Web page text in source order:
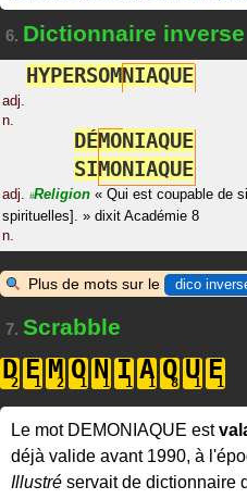
6. Dictionnaire inverse
HYPERSOMNIAQUE
adj.
n.
DÉMONIAQUE
SIMONIAQUE
adj. #Religion « Qui est coupable de
spirituelles]. » dixit Académie 8
n.
Plus de mots sur le dico
7. Scrabble
D E M O N I A Q U E
Le mot DEMONIAQUE est
déjà valide avant 1990, à
Illustré servait de dictionnaire